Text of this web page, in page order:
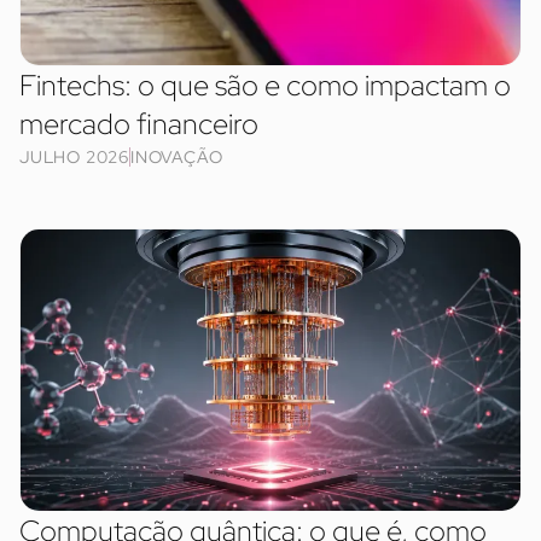
Fintechs: o que são e como impactam o
mercado financeiro
JULHO 2026INOVAÇÃO
Computação quântica: o que é, como